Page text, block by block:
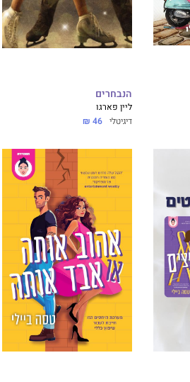
הנבחרים
ליין פארגו
דיגיטלי 46 ₪